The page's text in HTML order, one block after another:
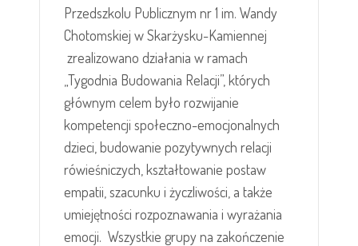
Przedszkolu Publicznym nr 1 im. Wandy
Chotomskiej w Skarżysku-Kamiennej
zrealizowano działania w ramach
„Tygodnia Budowania Relacji”, których
głównym celem było rozwijanie
kompetencji społeczno-emocjonalnych
dzieci, budowanie pozytywnych relacji
rówieśniczych, kształtowanie postaw
empatii, szacunku i życzliwości, a także
umiejętności rozpoznawania i wyrażania
emocji. Wszystkie grupy na zakończenie